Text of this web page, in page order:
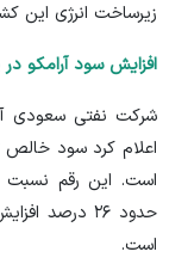
زیرساخت انرژی این
افزایش سود
حدود ۲۶ درصد
است.